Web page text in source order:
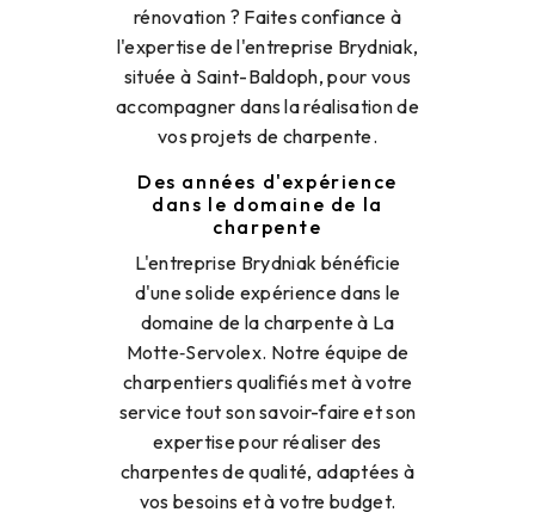
rénovation ? Faites confiance à
l'expertise de l'entreprise Brydniak,
située à Saint-Baldoph, pour vous
accompagner dans la réalisation de
vos projets de charpente.
Des années d'expérience
dans le domaine de la
charpente
L'entreprise Brydniak bénéficie
d'une solide expérience dans le
domaine de la charpente à La
Motte‑Servolex. Notre équipe de
charpentiers qualifiés met à votre
service tout son savoir-faire et son
expertise pour réaliser des
charpentes de qualité, adaptées à
vos besoins et à votre budget.